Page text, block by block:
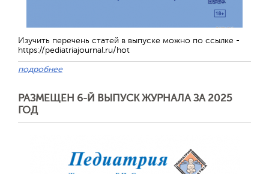
Изучить перечень статей в выпуске можно по ссылке -
https://pediatriajournal.ru/hot
подробнее
РАЗМЕЩЕН 6-Й ВЫПУСК ЖУРНАЛА ЗА 2025
ГОД